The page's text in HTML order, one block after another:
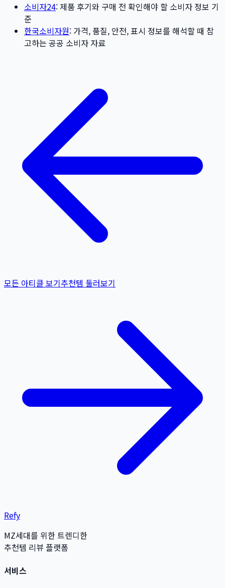
소비자24: 제품 후기와 구매 전 확인해야 할 소비자 정보 기
준
한국소비자원: 가격, 품질, 안전, 표시 정보를 해석할 때 참
고하는 공공 소비자 자료
모든 아티클 보기추천템 둘러보기
Refy
MZ세대를 위한 트렌디한
추천템 리뷰 플랫폼
서비스